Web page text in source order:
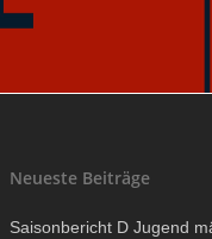
Neueste Beiträge
Saisonbericht D Jugend